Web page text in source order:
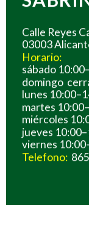
Calle Reyes
03003
Horario:
sábado
domingo
lunes
martes
miércoles
jueves
viernes
Telefono: